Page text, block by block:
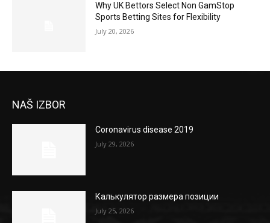
Why UK Bettors Select Non GamStop
Sports Betting Sites for Flexibility
July 20, 2026
NAŠ IZBOR
Coronavirus disease 2019
July 29, 2026
Калькулятор размера позиции
July 25, 2026